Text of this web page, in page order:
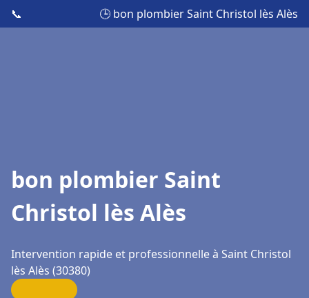
📞 🕒 bon plombier Saint Christol lès Alès
bon plombier Saint
Christol lès Alès
Intervention rapide et professionnelle à Saint Christol
lès Alès (30380)